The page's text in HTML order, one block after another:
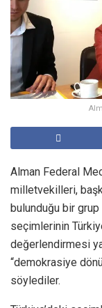
Alman Federal
milletvekilleri,
bulunduğu bir
seçimlerinin
değerlendirmesi
“demokrasiye
söylediler.